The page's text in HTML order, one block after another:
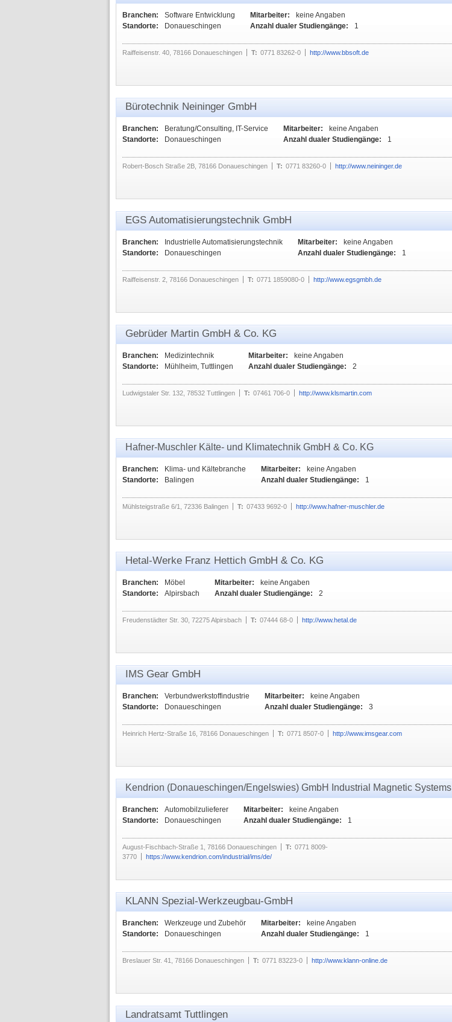
Branchen:
Software Entwicklung
Standorte:
Donaueschingen
Mitarbeiter:
keine Angaben
Anzahl dualer Studiengänge:
1
Raiffeisenstr. 40, 78166 Donaueschingen T: 0771 83262-0 http://www.bbsoft.de
Bürotechnik Neininger GmbH
Branchen:
Beratung/Consulting, IT-Service
Standorte:
Donaueschingen
Mitarbeiter:
keine Angaben
Anzahl dualer Studiengänge:
1
Robert-Bosch Straße 2B, 78166 Donaueschingen T: 0771 83260-0 http://www.neininger.de
EGS Automatisierungstechnik GmbH
Branchen:
Industrielle Automatisierungstechnik
Standorte:
Donaueschingen
Mitarbeiter:
keine Angaben
Anzahl dualer Studiengänge:
1
Raiffeisenstr. 2, 78166 Donaueschingen T: 0771 1859080-0 http://www.egsgmbh.de
Gebrüder Martin GmbH & Co. KG
Branchen:
Medizintechnik
Standorte:
Mühlheim, Tuttlingen
Mitarbeiter:
keine Angaben
Anzahl dualer Studiengänge:
2
Ludwigstaler Str. 132, 78532 Tuttlingen T: 07461 706-0 http://www.klsmartin.com
Hafner-Muschler Kälte- und Klimatechnik GmbH & Co. KG
Branchen:
Klima- und Kältebranche
Standorte:
Balingen
Mitarbeiter:
keine Angaben
Anzahl dualer Studiengänge:
1
Mühlsteigstraße 6/1, 72336 Balingen T: 07433 9692-0 http://www.hafner-muschler.de
Hetal-Werke Franz Hettich GmbH & Co. KG
Branchen:
Möbel
Standorte:
Alpirsbach
Mitarbeiter:
keine Angaben
Anzahl dualer Studiengänge:
2
Freudenstädter Str. 30, 72275 Alpirsbach T: 07444 68-0 http://www.hetal.de
IMS Gear GmbH
Branchen:
Verbundwerkstoffindustrie
Standorte:
Donaueschingen
Mitarbeiter:
keine Angaben
Anzahl dualer Studiengänge:
3
Heinrich Hertz-Straße 16, 78166 Donaueschingen T: 0771 8507-0 http://www.imsgear.com
Kendrion (Donaueschingen/Engelswies) GmbH Industrial Magnetic Systems
Branchen:
Automobilzulieferer
Standorte:
Donaueschingen
Mitarbeiter:
keine Angaben
Anzahl dualer Studiengänge:
1
August-Fischbach-Straße 1, 78166 Donaueschingen T: 0771 8009-
3770
https://www.kendrion.com/industrial/ims/de/
KLANN Spezial-Werkzeugbau-GmbH
Branchen:
Werkzeuge und Zubehör
Standorte:
Donaueschingen
Mitarbeiter:
keine Angaben
Anzahl dualer Studiengänge:
1
Breslauer Str. 41, 78166 Donaueschingen T: 0771 83223-0 http://www.klann-online.de
Landratsamt Tuttlingen